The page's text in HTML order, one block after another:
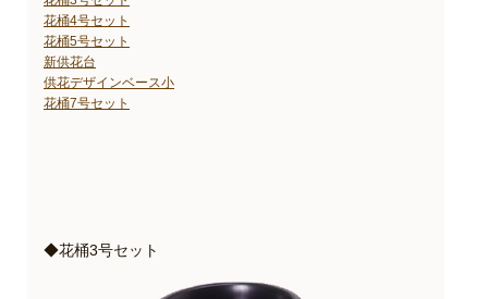
花桶4号セット
花桶5号セット
新供花台
供花デザインベース小
花桶7号セット
◆花桶3号セット